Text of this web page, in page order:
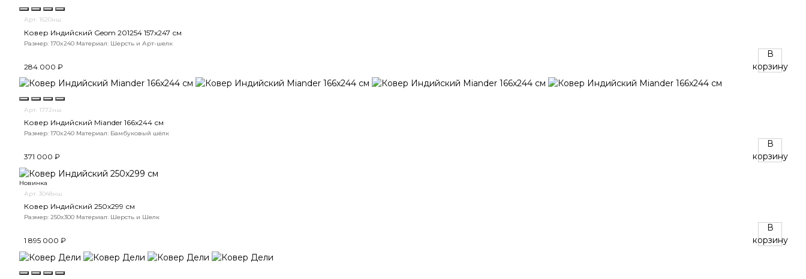
Арт. 1620нш
Ковер Индийский Geom 201254 157x247 см
Размер: 170x240 Материал: Шерсть и Арт-шелк
284 000 ₽
В
корзину
Арт. 1772нш
Ковер Индийский Miander 166x244 см
Размер: 170x240 Материал: Бамбуковый шёлк
371 000 ₽
В
корзину
Новинка
Арт. 3048нш
Ковер Индийский 250x299 см
Размер: 250x300 Материал: Шерсть и Шелк
1 895 000 ₽
В
корзину